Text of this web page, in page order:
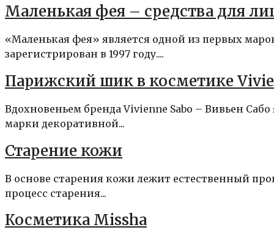
Маленькая фея – средства для
«Маленькая фея» является одной из первых
зарегистрирован в 1997 году....
Парижский шик в косметике
Вдохновеньем бренда Vivienne Sabo – Вивьен
марки декоративной...
Старение кожи
В основе старения кожи лежит естественный
процесс старения...
Косметика Missha